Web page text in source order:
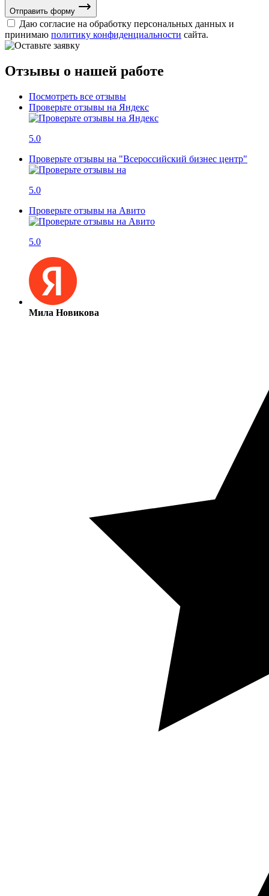
Отправить форму
Даю согласие на обработку персональных данных и
принимаю политику конфиденциальности сайта.
Отзывы о нашей работе
Посмотреть все отзывы
Проверьте отзывы на Яндекс
5.0
Проверьте отзывы на "Всероссийский бизнес центр"
5.0
Проверьте отзывы на Авито
5.0
Мила Новикова